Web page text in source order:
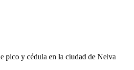
pico y cédula en la ciudad de Neiva